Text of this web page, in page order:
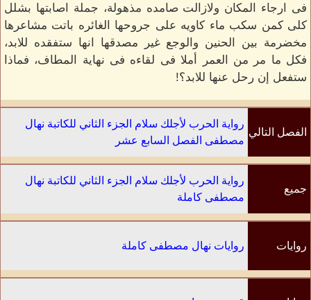
فى ارجاء المكان ولازالت صامده مذهولة، جملة اصابتها بشلل
كلى كمن سكب ماء كاويه على جروحها الغائره باتت مشاعرها
مخضرمة بين الحنين والوجع غير مصدقها انها ستفقده للابد،
فكل ما مر من العمر أملا فى لقاءه فى نهاية المطاف، فماذا
ستفعل إن رحل عنها للابد؟!
الفصل التالي
رواية الحرب لأجلك سلام الجزء الثاني للكاتبة نهال
مصطفى الفصل السابع عشر
جميع
رواية الحرب لأجلك سلام الجزء الثاني للكاتبة نهال
مصطفى كاملة
روايات روايات نهال مصطفى كاملة